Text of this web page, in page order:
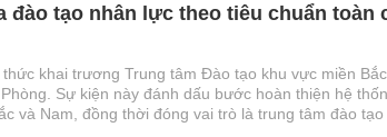
đào tạo nhân lực theo tiêu chuẩn toàn
khai trương Trung tâm Đào tạo khu vực miền
Sự kiện này đánh dấu bước hoàn thiện hệ
và Nam, đồng thời đóng vai trò là trung tâm đào tạo